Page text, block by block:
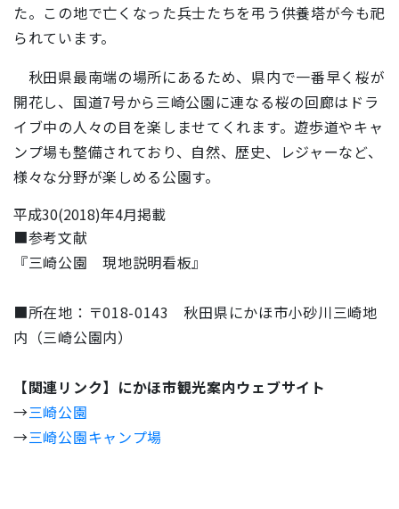
た。この地で亡くなった兵士たちを弔う供養塔が今も祀
られています。
秋田県最南端の場所にあるため、県内で一番早く桜が
開花し、国道7号から三崎公園に連なる桜の回廊はドラ
イブ中の人々の目を楽しませてくれます。遊歩道やキャ
ンプ場も整備されており、自然、歴史、レジャーなど、
様々な分野が楽しめる公園す。
平成30(2018)年4月掲載
■参考文献
『三崎公園 現地説明看板』
■所在地：〒018-0143 秋田県にかほ市小砂川三崎地
内（三崎公園内）
【関連リンク】にかほ市観光案内ウェブサイト
→三崎公園
→三崎公園キャンプ場